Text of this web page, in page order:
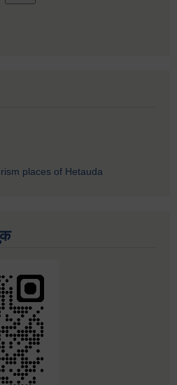
places of Hetauda